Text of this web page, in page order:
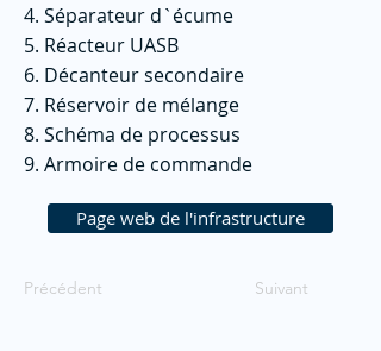
4. Séparateur d`écume
5. Réacteur UASB
6. Décanteur secondaire
7. Réservoir de mélange
8. Schéma de processus
9. Armoire de commande
Page web de l'infrastructure
Précédent Suivant